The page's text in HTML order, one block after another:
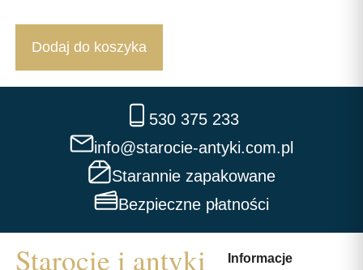
Dodaj do koszyka
530 375 233
info@starocie-antyki.com.pl
Starannie zapakowane
Bezpieczne płatności
Informacje